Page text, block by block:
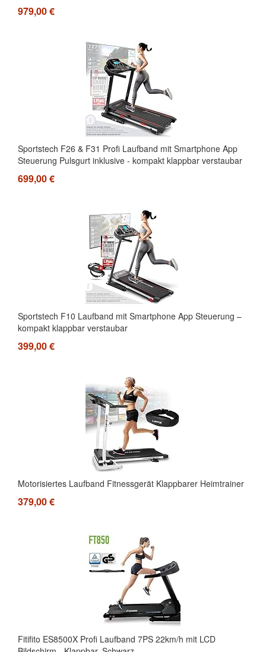
979,00 €
Sportstech F26 & F31 Profi Laufband mit Smartphone App
Steuerung Pulsgurt inklusive - kompakt klappbar verstaubar
699,00 €
Sportstech F10 Laufband mit Smartphone App Steuerung –
kompakt klappbar verstaubar
399,00 €
Motorisiertes Laufband Fitnessgerät Klappbarer Heimtrainer
379,00 €
Fitifito ES8500X Profi Laufband 7PS 22km/h mit LCD